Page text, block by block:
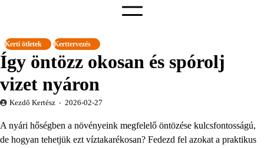
Kerti ötletek Kerttervezés
Így öntözz okosan és spórolj
vizet nyáron
Kezdő Kertész 2026-02-27
A nyári hőségben a növényeink megfelelő öntözése kulcsfontosságú,
de hogyan tehetjük ezt víztakarékosan? Fedezd fel azokat a praktikus